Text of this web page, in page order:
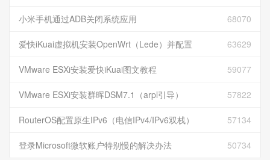
68070
小米手机通过ADB关闭系统应用
63629
爱快iKuai虚拟机安装OpenWrt（Lede）并配置
59077
VMware ESXi安装爱快iKuai图文教程
57822
VMware ESXi安装群晖DSM7.1（arpl引导）
57134
RouterOS配置原生IPv6（电信IPv4/IPv6双栈）
50734
登录Microsoft微软账户特别慢的解决办法